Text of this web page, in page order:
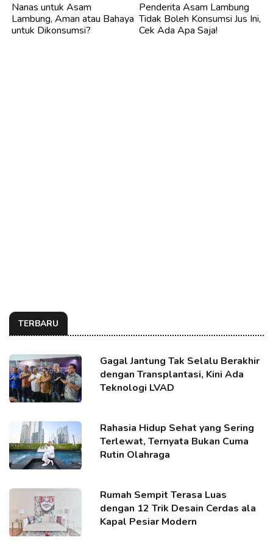
Nanas untuk Asam
Lambung, Aman atau Bahaya
untuk Dikonsumsi?
Penderita Asam Lambung
Tidak Boleh Konsumsi Jus Ini,
Cek Ada Apa Saja!
TERBARU
Gagal Jantung Tak Selalu Berakhir
dengan Transplantasi, Kini Ada
Teknologi LVAD
Rahasia Hidup Sehat yang Sering
Terlewat, Ternyata Bukan Cuma
Rutin Olahraga
Rumah Sempit Terasa Luas
dengan 12 Trik Desain Cerdas ala
Kapal Pesiar Modern